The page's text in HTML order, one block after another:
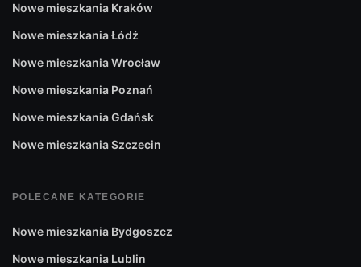
Nowe mieszkania Kraków
Nowe mieszkania Łódź
Nowe mieszkania Wrocław
Nowe mieszkania Poznań
Nowe mieszkania Gdańsk
Nowe mieszkania Szczecin
POLECANE KATEGORIE
Nowe mieszkania Bydgoszcz
Nowe mieszkania Lublin